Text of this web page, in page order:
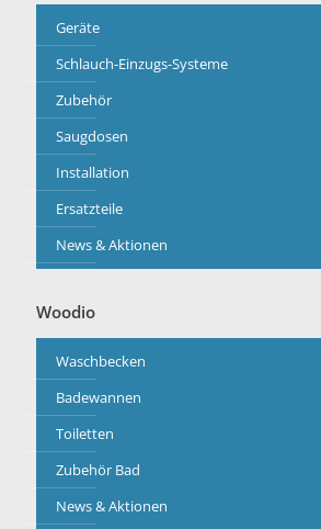
Geräte
Schlauch-Einzugs-Systeme
Zubehör
Saugdosen
Installation
Ersatzteile
News & Aktionen
Woodio
Waschbecken
Badewannen
Toiletten
Zubehör Bad
News & Aktionen